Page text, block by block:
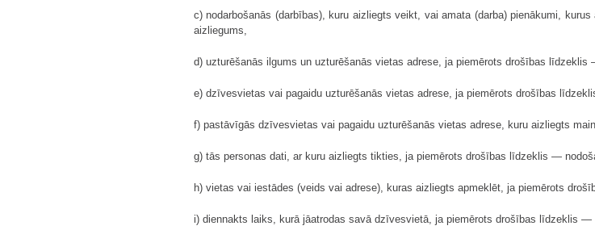
c) nodarbošanās (darbības), kuru aizliegts veikt, vai amata (darba) pienākumi,
aizliegums,
d) uzturēšanās ilgums un uzturēšanās vietas adrese, ja piemērots drošības līdzeklis
e) dzīvesvietas vai pagaidu uzturēšanās vietas adrese, ja piemērots drošības
f) pastāvīgās dzīvesvietas vai pagaidu uzturēšanās vietas adrese, kuru aizliegts
g) tās personas dati, ar kuru aizliegts tikties, ja piemērots drošības līdzeklis —
h) vietas vai iestādes (veids vai adrese), kuras aizliegts apmeklēt, ja piemērots
i) diennakts laiks, kurā jāatrodas savā dzīvesvietā, ja piemērots drošības līdzeklis —